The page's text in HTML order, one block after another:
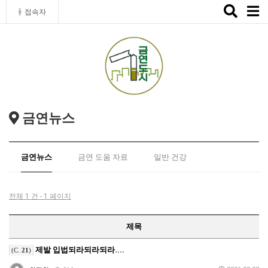
접속자
Toggle
금연뉴스
금연뉴스 금연 도움 자료 일반 건강
전체 1 건 - 1 페이지
제목
(C. 21) 제발 입법되라되라되라....